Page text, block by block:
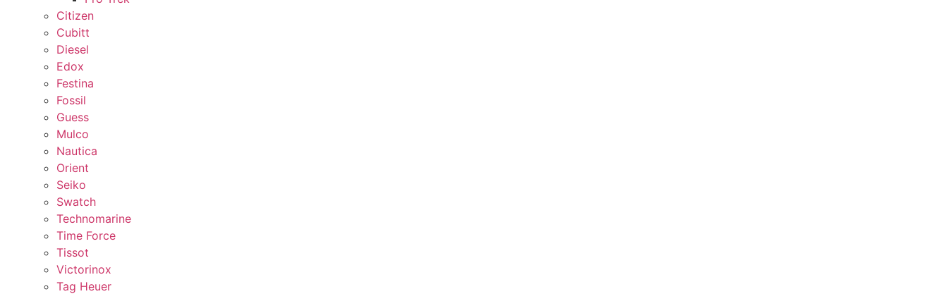
Citizen
Cubitt
Diesel
Edox
Festina
Fossil
Guess
Mulco
Nautica
Orient
Seiko
Swatch
Technomarine
Time Force
Tissot
Victorinox
Tag Heuer